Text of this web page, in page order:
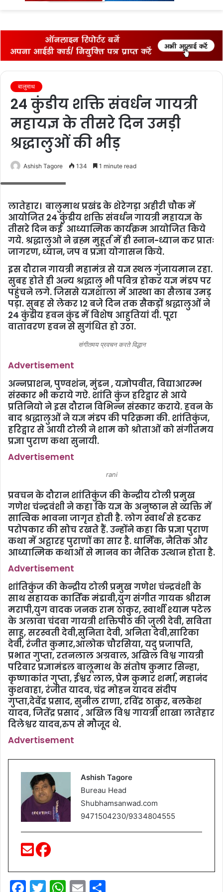
बालुमाथ
24 कुंडीय शक्ति संवर्धन गायत्री
महायज्ञ के तीसरे दिन उमड़ी
श्रद्धालुओं की भीड़
Ashish Tagore 134 1 minute read
लातेहार। बालुमाथ प्रखंड के शेरेगड़ा अहीरी चौक में
आयोजित 24 कुंडीय शक्ति संवर्धन गायत्री महायज्ञ के
तीसरे दिन कई आध्यात्मिक कार्यक्रम आयोजित किये
गये. श्रद्धालुओ ने ब्रह्म मुहूर्त में ही स्नान-ध्यान कर प्रातः
जागरण, ध्यान, जप व प्रज्ञा योगासन किये.
इस दौरान गायत्री महामंत्र से यज्ञ स्थल गुंजायमान रहा.
सुबह होते ही अन्य श्रद्धालु भी पवित्र होकर यज्ञ मंडप पर
पहुंचने लगे. जिससे यज्ञशाला में आस्था का सैलाब उमड़
पड़ा. सुबह से लेकर 12 बजे दिन तक सैकड़ों श्रद्धालुओं ने
24 कुंडीय हवन कुंड में विशेष आहुतियां दी. पूरा
वातावरण हवन से सुगंधित हो उठा.
संगीतमय प्रवचन करते विद्धान
Advertisement
अन्नप्राशन, पुण्वशंन, मुंडन , यज्ञोपवीत, विद्याआरम्भ
संस्कार भी कराये गऐ. शांति कुंज हरिद्वार से आये
प्रतिनियो ने इस दौरान विभिन्न संस्कार कराये. हवन के
बाद श्रद्धालुओं ने यज्ञ मंडप की परिक्रमा की. शांतिकुंज,
हरिद्वार से आयी टोली ने शाम को श्रोताओं को संगीतमय
प्रज्ञा पुराण कथा सुनायी.
Advertisement
rani
प्रवचन के दौरान शांतिकुंज की केन्द्रीय टोली प्रमुख
गणेश चंन्द्रवंशी ने कहा कि यज्ञ के अनुष्ठान से व्यक्ति में
सात्विक भावना जागृत होती है. लोग स्वार्थ से हटकर
परोपकार की सोच रखते हैं. उन्होंने कहा कि प्रज्ञा पुराण
कथा में अट्ठारह पुराणों का सार है. धार्मिक, नैतिक और
आध्यात्मिक कथाओं से मानव का नैतिक उत्थान होता है.
Advertisement
शांतिकुंज की केन्द्रीय टोली प्रमुख गणेश चंन्द्रवंशी के
साथ सहायक कार्तिक मंडावी,युग संगीत गायक श्रीराम
मरापी,युग वादक जनक राम ठाकुर, स्वार्थी श्याम पटेल
के अलावा चंदवा गायत्री शक्तिपीठ की जुली देवी, सविता
साहु, सरस्वती देवी,सुनिता देवी, अनिता देवी,सारिका
देवी, रंजीत कुमार,आलोक चौरसिया, यदु प्रजापति,
प्रभात गुप्ता, रतनलाल अग्रवाल, अखिल विश्व गायत्री
परिवार प्रज्ञामंडल बालूमाथ के संतोष कुमार सिन्हा,
कृष्णाकांत गुप्ता, ईश्वर लाल, प्रेम कुमार शर्मा, महानंद
कुशवाहा, रंजीत यादव, चंद्र मोहन यादव संदीप
गुप्ता,देवेंद्र प्रसाद, सुनील राणा, रविंद्र ठाकुर, बलकेश
यादव, जितेंद्र प्रसाद , अखिल विश्व गायत्री शाखा लातेहार
दिलेश्वर यादव,रुप से मौजूद थे.
Advertisement
Ashish Tagore
Bureau Head
Shubhamsanwad.com
9471504230/9334804555
F
T
W E